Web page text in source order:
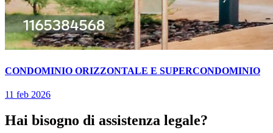
CONDOMINIO ORIZZONTALE E SUPERCONDOMINIO
11 feb 2026
Hai bisogno di assistenza legale?